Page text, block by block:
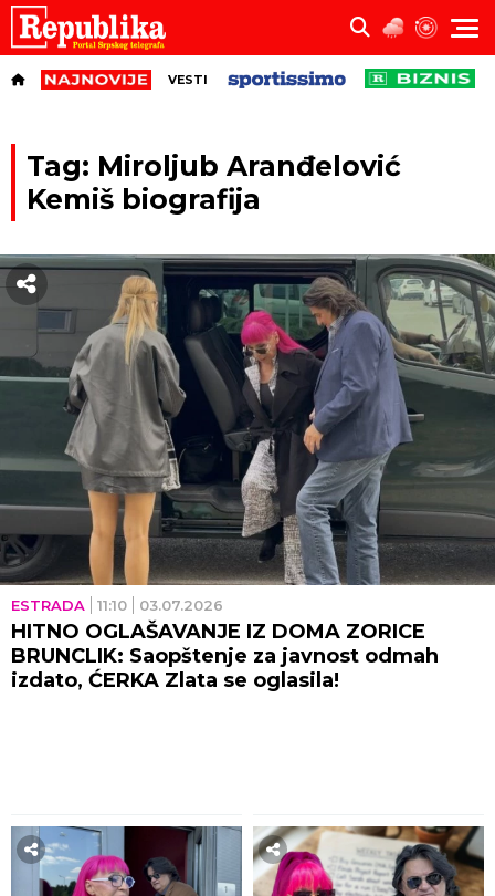
VESTI
Tag: Miroljub Aranđelović
Kemiš biografija
ESTRADA 11:10 03.07.2026
HITNO OGLAŠAVANJE IZ DOMA ZORICE
BRUNCLIK: Saopštenje za javnost odmah
izdato, ĆERKA Zlata se oglasila!